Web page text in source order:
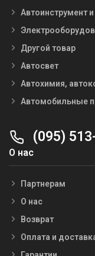
Автоинструмент
Другой товар
Автосвет
Автохимия,
Автомобильные
(095)
О нас
Партнерам
О нас
Возврат
Оплата и